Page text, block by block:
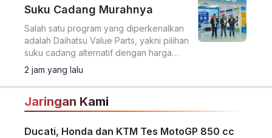
Suku Cadang Murahnya
Salah satu program yang diperkenalkan
adalah Daihatsu Value Parts, yakni pilihan
suku cadang alternatif dengan harga
lebih terjangkau.
2 jam yang lalu
Jaringan Kami
Ducati, Honda dan KTM Tes MotoGP 850 cc